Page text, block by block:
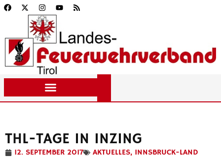
THL-TAGE IN INZING
12. SEPTEMBER 2017 AKTUELLES, INNSBRUCK-LAND